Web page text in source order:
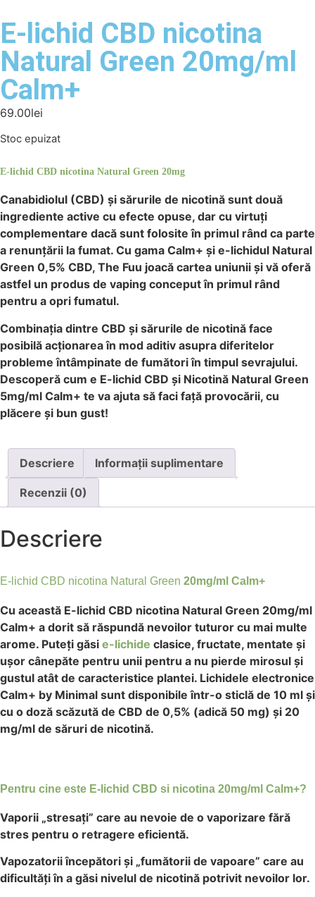
E-lichid CBD nicotina
Natural Green 20mg/ml
Calm+
69.00lei
Stoc epuizat
E-lichid CBD nicotina Natural Green 20mg
Canabidiolul (CBD) și sărurile de nicotină sunt două
ingrediente active cu efecte opuse, dar cu virtuți
complementare dacă sunt folosite în primul rând ca parte
a renunțării la fumat. Cu gama Calm+ și e-lichidul Natural
Green 0,5% CBD, The Fuu joacă cartea uniunii și vă oferă
astfel un produs de vaping conceput în primul rând
pentru a opri fumatul.
Combinația dintre CBD și sărurile de nicotină face
posibilă acționarea în mod aditiv asupra diferitelor
probleme întâmpinate de fumători în timpul sevrajului.
Descoperă cum e E-lichid CBD și Nicotină Natural Green
5mg/ml Calm+ te va ajuta să faci față provocării, cu
plăcere și bun gust!
Descriere Informații suplimentare
Recenzii (0)
Descriere
E-lichid CBD nicotina Natural Green 20mg/ml Calm+
Cu această E-lichid CBD nicotina Natural Green 20mg/ml
Calm+ a dorit să răspundă nevoilor tuturor cu mai multe
arome. Puteți găsi e-lichide clasice, fructate, mentate și
ușor cânepăte pentru unii pentru a nu pierde mirosul și
gustul atât de caracteristice plantei. Lichidele electronice
Calm+ by Minimal sunt disponibile într-o sticlă de 10 ml și
cu o doză scăzută de CBD de 0,5% (adică 50 mg) și 20
mg/ml de săruri de nicotină.
Pentru cine este E-lichid CBD si nicotina 20mg/ml Calm+?
Vaporii „stresați” care au nevoie de o vaporizare fără
stres pentru o retragere eficientă.
Vapozatorii începători și „fumătorii de vapoare” care au
dificultăți în a găsi nivelul de nicotină potrivit nevoilor lor.